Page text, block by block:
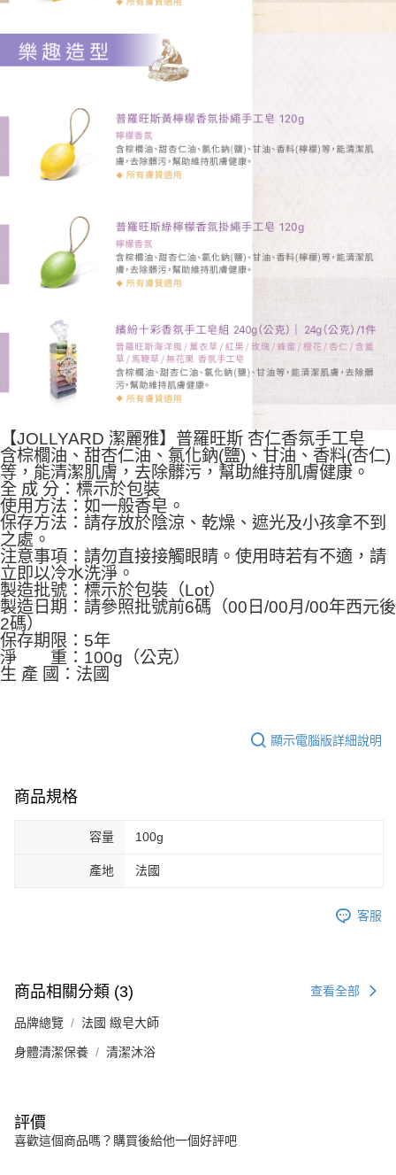
【JOLLYARD 潔麗雅】普羅旺斯 杏仁香氛手工皂
含棕櫚油、甜杏仁油、氯化鈉(鹽)、甘油、香料(杏仁)
等，能清潔肌膚，去除髒污，幫助維持肌膚健康。
全 成 分：標示於包裝
使用方法：如一般香皂。
保存方法：請存放於陰涼、乾燥、遮光及小孩拿不到
之處。
注意事項：請勿直接接觸眼睛。使用時若有不適，請
立即以冷水洗淨。
製造批號：標示於包裝（Lot）
製造日期：請參照批號前6碼（00日/00月/00年西元後
2碼）
保存期限：5年
淨 重：100g（公克）
生 產 國：法國
顯示電腦版詳細說明
商品規格
容量 100g
產地 法國
客服
商品相關分類 (3) 查看全部
品牌總覽 法國 緻皂大師
身體清潔保養 清潔沐浴
評價
喜歡這個商品嗎？購買後給他一個好評吧